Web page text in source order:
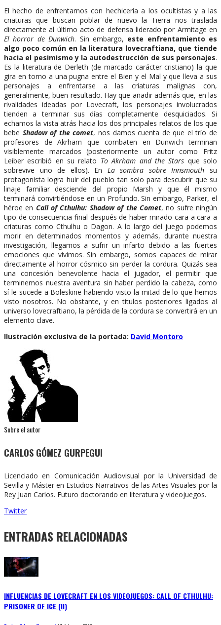
El hecho de enfrentarnos con hechicería a los ocultistas y a las
criaturas que buscan poblar de nuevo la Tierra nos traslada
directamente al último acto de defensa liderado por Armitage en
El horror de Dunwich. Sin embargo, este enfrentamiento es
algo poco común en la literatura lovecraftiana, que tiende
hacia el pesimismo y la autodestrucción de sus personajes.
Es la literatura de Derleth (de marcado carácter cristiano) la que
gira en torno a una pugna entre el Bien y el Mal y que lleva a sus
personajes a enfrentarse a las criaturas malignas con,
generalmente, buen resultado. Hay que añadir además que, en las
rivalidades ideadas por Lovecraft, los personajes involucrados
tienden a terminar sus días completamente desquiciados. Si
echamos la vista atrás hacia los dos principales relatos de los que
bebe Shadow of the comet, nos damos cuenta de que el trío de
profesores de Akrham que combaten en Dunwich terminan
visiblemente marcados (posteriormente un autor como Fritz
Leiber escribió en su relato To Akrham and the Stars que solo
sobrevive uno de ellos). En La sombra sobre Innsmouth su
protagonista logra huir del pueblo tan solo para descubrir que su
linaje familiar desciende del propio Marsh y que él mismo
terminará convirtiéndose en un Profundo. Sin embargo, Parker, el
héroe en Call of Cthulhu: Shadow of the Comet, no sufre ningún
tipo de consecuencia final después de haber mirado cara a cara a
criaturas como Cthulhu o Dagon. A lo largo del juego podemos
morir en determinados momentos y además, durante nuestra
investigación, llegamos a sufrir un infarto debido a las fuertes
emociones que vivimos. Sin embargo, somos capaces de mirar
directamente al horror cósmico sin perder la cordura. Quizás sea
una concesión benevolente hacia el jugador, el permitir que
terminemos nuestra aventura sin haber perdido la cabeza, como
sí le sucede a Boleskine habiendo visto la mitad de lo que hemos
visto nosotros. No obstante, y en títulos posteriores ligados al
universo lovecraftiano, la pérdida de la cordura se convertirá en un
elemento clave.
Ilustración exclusiva de la portada: David Montoro
Sobre el autor
CARLOS GÓMEZ GURPEGUI
Licenciado en Comunicación Audiovisual por la Universidad de
Sevilla y Máster en Estudios Narrativos de las Artes Visuales por la
Rey Juan Carlos. Futuro doctorando en literatura y videojuegos.
Twitter
ENTRADAS RELACIONADAS
INFLUENCIAS DE LOVECRAFT EN LOS VIDEOJUEGOS: CALL OF CTHULHU:
PRISONER OF ICE (II)